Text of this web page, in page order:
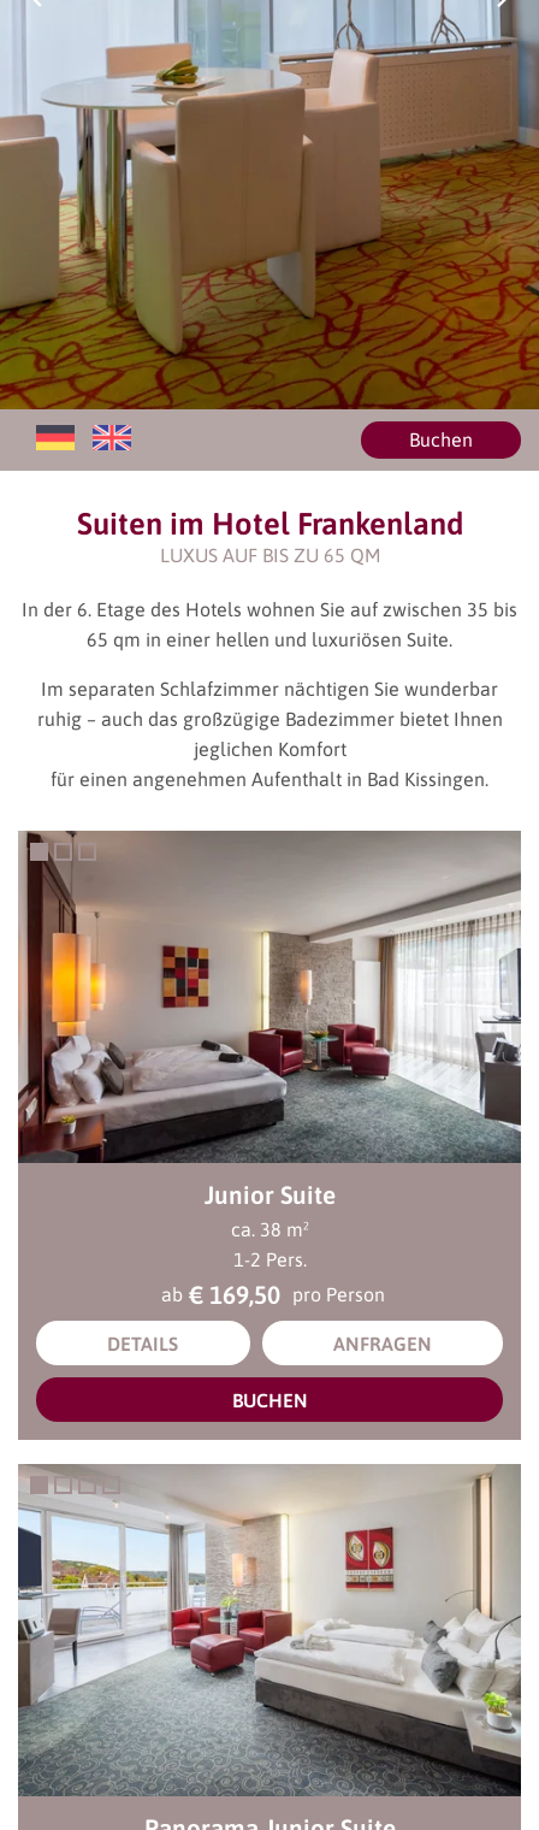
Buchen
Suiten im Hotel Frankenland
LUXUS AUF BIS ZU 65 QM
In der 6. Etage des Hotels wohnen Sie auf zwischen 35 bis
65 qm in einer hellen und luxuriösen Suite.
Im separaten Schlafzimmer nächtigen Sie wunderbar
ruhig – auch das großzügige Badezimmer bietet Ihnen
jeglichen Komfort
für einen angenehmen Aufenthalt in Bad Kissingen.
Junior Suite
ca. 38 m²
1 -2 Pers.
ab € 169,50 pro Person
DETAILS ANFRAGEN
BUCHEN